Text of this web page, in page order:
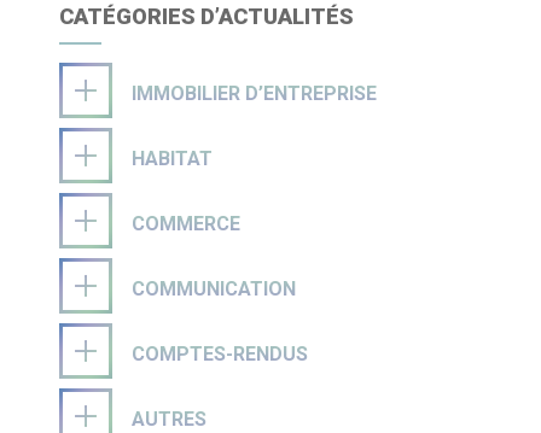
CATÉGORIES D’ACTUALITÉS
IMMOBILIER D’ENTREPRISE
HABITAT
COMMERCE
COMMUNICATION
COMPTES-RENDUS
AUTRES